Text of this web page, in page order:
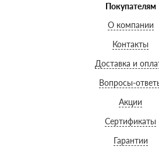
Покупателям
О компании
Контакты
Доставка и
Вопросы-
Акции
Сертификаты
Гарантии